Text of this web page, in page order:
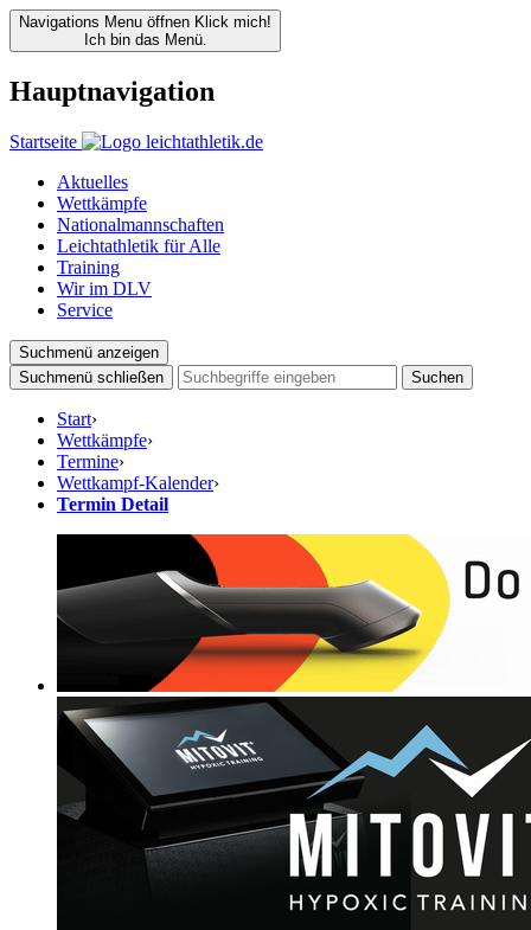
Navigations Menu öffnen Klick mich!
Ich bin das Menü.
Hauptnavigation
Startseite
Aktuelles
Wettkämpfe
Nationalmannschaften
Leichtathletik für Alle
Training
Wir im DLV
Service
Suchmenü anzeigen
Suchmenü schließen
Suchen
Start›
Wettkämpfe›
Termine›
Wettkampf-Kalender›
Termin Detail